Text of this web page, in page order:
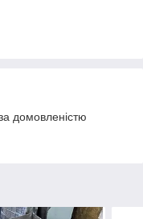
домовленістю